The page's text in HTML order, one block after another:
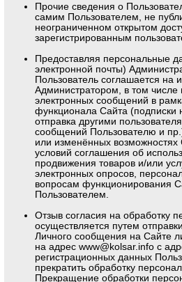
Прочие сведения о
самим Пользователем, не
неограниченном открытом
зарегистрированным
Предоставляя персональные
электронной почты)
Пользователь соглашается на
Администратором, в том числе
электронных сообщений в
функционала Сайта (подписки
отправка другими
сообщений Пользователю и
или изменённых возможностях
условий соглашения об
продвижения товаров и/или
электронных опросов,
вопросам функционирования
Пользователем.
Отзыв согласия на обработку
осуществляется путем
Личного сообщения на Сайте
на адресwww@kolsar.info с
регистрационных данных
прекратить обработку
Прекращение обработки